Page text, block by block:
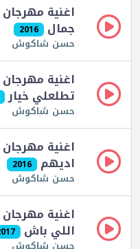
اغنية مهرجان
جمال 2016
حسن شاكوش
اغنية مهرجان
تطلعلي خيار
حسن شاكوش
اغنية
اديهم 2016
حسن شاكوش
اغنية
اللي باش